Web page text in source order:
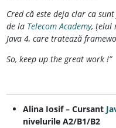
Cred că este deja clar ca
de la Telecom Academy, țelul
Java 4, care tratează
So, keep up the great work !”
Alina Iosif – Cursant
nivelurile A2/B1/B2